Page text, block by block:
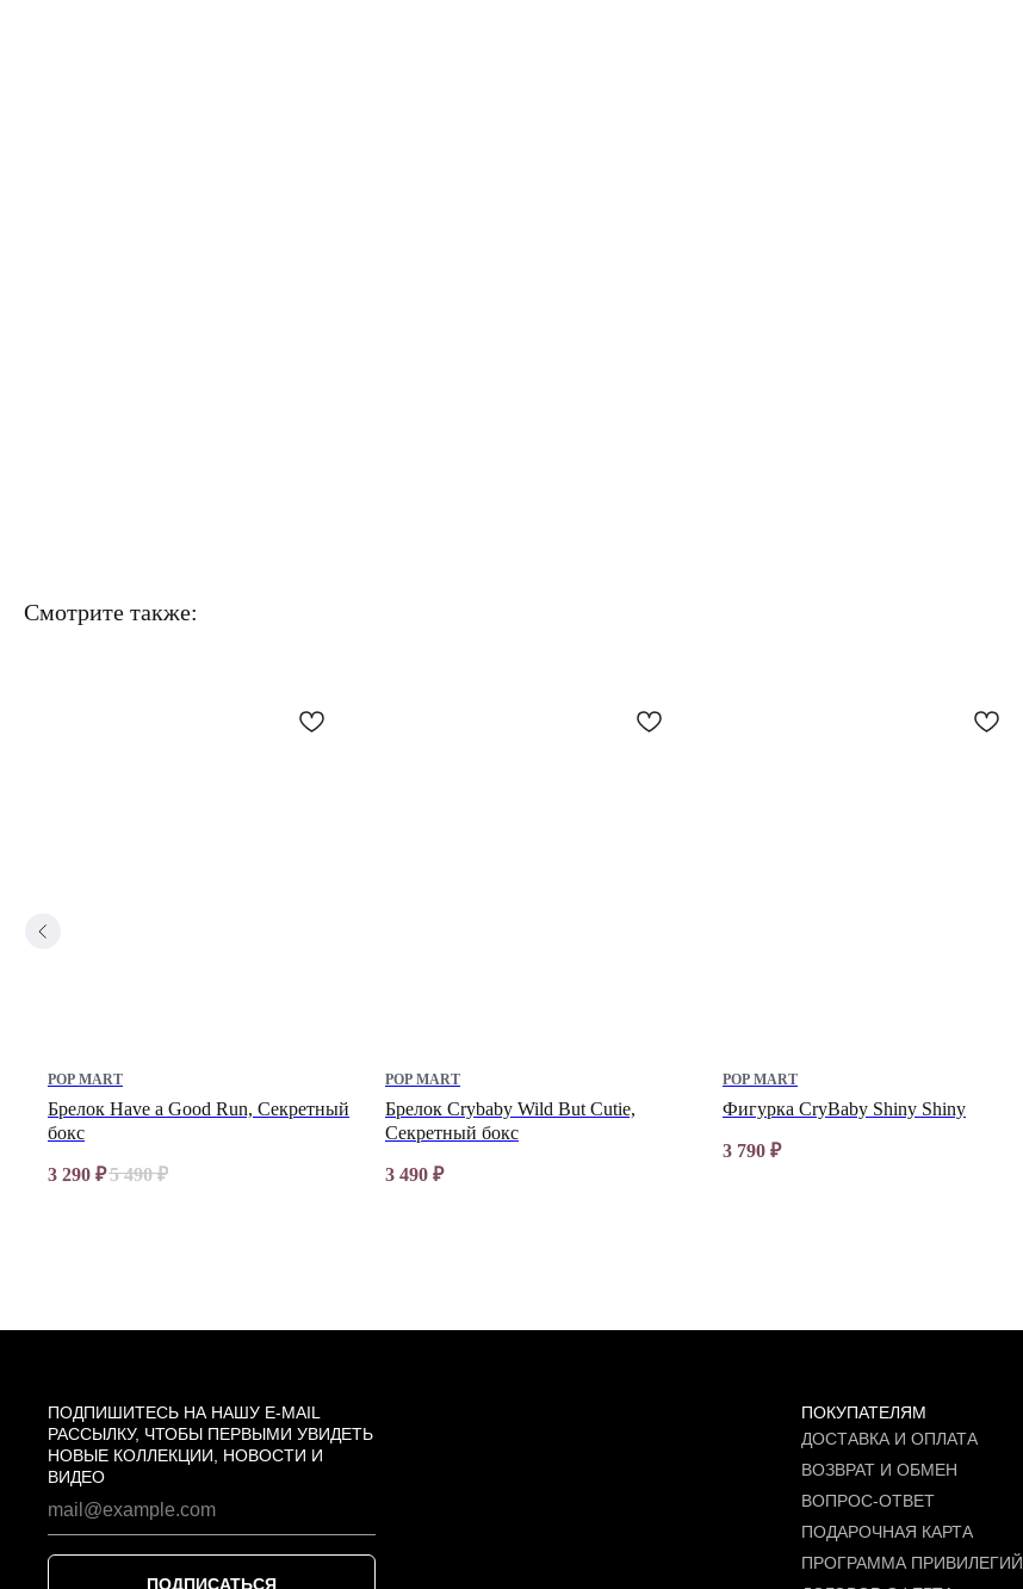
Смотрите также:
Брелок Have a Good Run, Секретный
бокс
POP MART
3 290 ₽5 490 ₽
Брелок Crybaby Wild But Cutie,
Секретный бокс
POP MART
3 490 ₽
Фигурка CryBaby Shiny Shiny
POP MART
3 790 ₽
ПОДПИШИТЕСЬ НА НАШУ E-MAIL
РАССЫЛКУ, ЧТОБЫ ПЕРВЫМИ УВИДЕТЬ
НОВЫЕ КОЛЛЕКЦИИ, НОВОСТИ И
ВИДЕО
ПОДПИСАТЬСЯ
ПОКУПАТЕЛЯМ
ДОСТАВКА И ОПЛАТА
ВОЗВРАТ И ОБМЕН
ВОПРОС-ОТВЕТ
ПОДАРОЧНАЯ КАРТА
ПРОГРАММА ПРИВИЛЕГИЙ